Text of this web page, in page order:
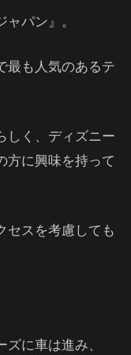
パン』。
最も人気のあるテ
しく、ディズニー
方に興味を持って
セスを考慮しても
に車は進み、